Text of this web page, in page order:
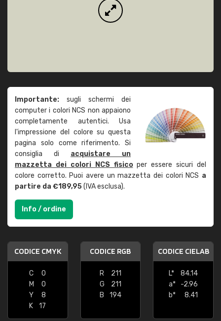
Importante: sugli schermi dei
computer i colori NCS non appaiono
completamente autentici. Usa
l'impressione del colore su questa
pagina solo come riferimento. Si
consiglia di acquistare un
mazzetta dei colori NCS fisicoper essere sicuri del
colore corretto. Puoi avere un mazzetta dei colori NCS a
partire da €189,95(IVA esclusa).
Info / ordine
CODICE CMYK
C
0
M
0
Y
8
K
17
CODICE RGB
R
211
G
211
B
194
CODICE CIELAB
L*
84.14
a*
-2.96
b*
8.41